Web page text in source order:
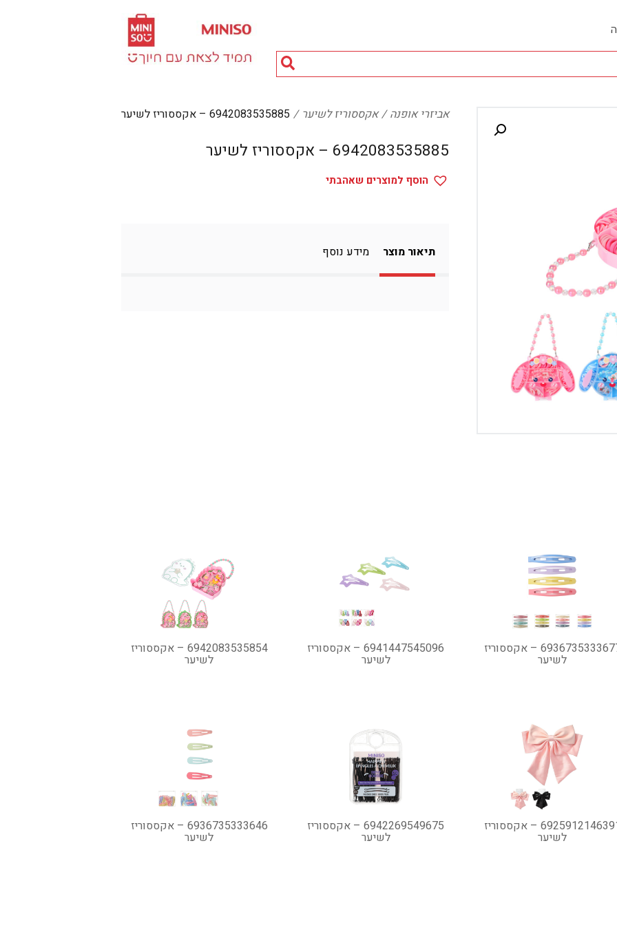
חיפוש
מוצרים...
אביזרי אופנה אקססוריז לשיער 6942083535885 – אקססוריז לשיער
6942083535885 – אקססוריז לשיער
הוסף למוצרים שאהבתי
תיאור מוצר מידע נוסף
6936735333677 – אקססוריז
לשיער
6941447545096 – אקססוריז
לשיער
6942083535854 – אקססוריז
לשיער
6925912146391 – אקססוריז
לשיער
6942269549675 – אקססוריז
לשיער
6936735333646 – אקססוריז
לשיער